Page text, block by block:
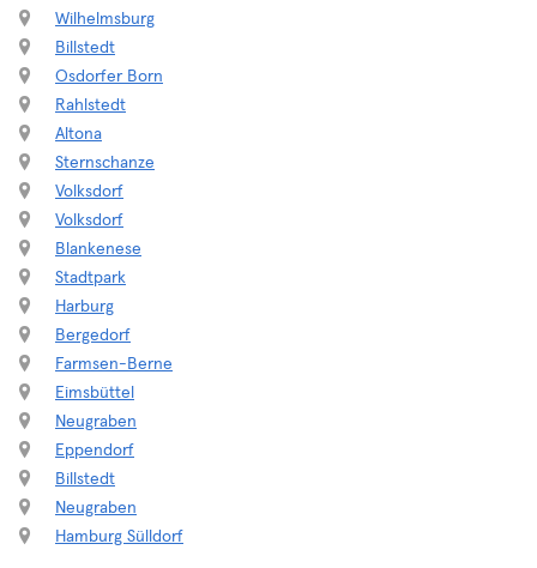
Wilhelmsburg
Billstedt
Osdorfer Born
Rahlstedt
Altona
Sternschanze
Volksdorf
Volksdorf
Blankenese
Stadtpark
Harburg
Bergedorf
Farmsen-Berne
Eimsbüttel
Neugraben
Eppendorf
Billstedt
Neugraben
Hamburg Sülldorf